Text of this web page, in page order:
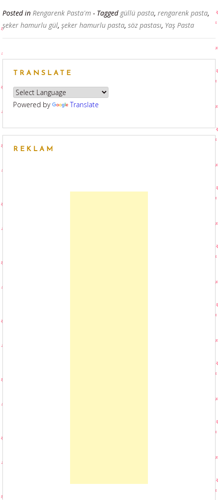
Posted in Rengarenk Pasta'm - Tagged güllü pasta, rengarenk pasta,
şeker hamurlu gül, şeker hamurlu pasta, söz pastası, Yaş Pasta
TRANSLATE
Powered by Translate
REKLAM